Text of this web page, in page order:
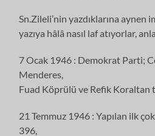
Sn.Zileli’nin yazdıklarına aynen
yazıya hâlâ nasıl laf atıyorlar,
7 Ocak 1946 : Demokrat Parti;
Menderes,
Fuad Köprülü ve Refik Koraltan
21 Temmuz 1946 : Yapılan ilk
396,